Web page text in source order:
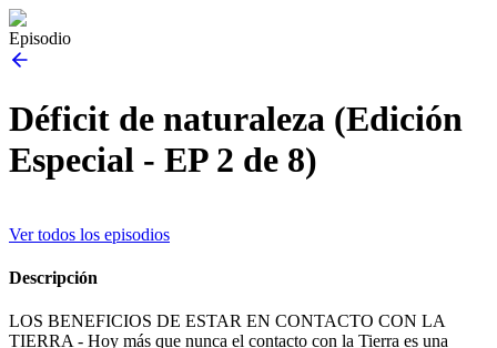
Episodio
Déficit de naturaleza (Edición
Especial - EP 2 de 8)
Ver todos los episodios
Descripción
LOS BENEFICIOS DE ESTAR EN CONTACTO CON LA
TIERRA - Hoy más que nunca el contacto con la Tierra es una